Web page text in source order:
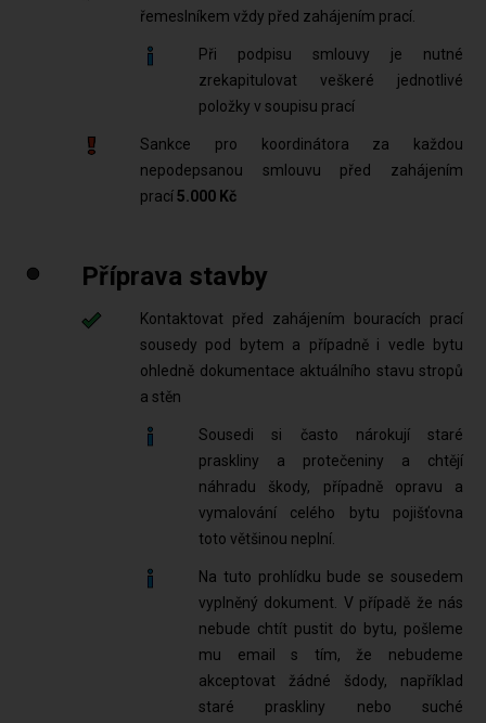
řemeslníkem vždy před zahájením prací.
Při podpisu smlouvy je nutné
zrekapitulovat veškeré jednotlivé
položky v soupisu prací
Sankce pro koordinátora za každou
nepodepsanou smlouvu před zahájením
prací5.000 Kč
Příprava stavby
Kontaktovat před zahájením bouracích prací
sousedy pod bytem a případně i vedle bytu
ohledně dokumentace aktuálního stavu stropů
a stěn
Sousedi si často nárokují staré
praskliny a protečeniny a chtějí
náhradu škody, případně opravu a
vymalování celého bytu pojišťovna
toto většinou neplní.
Na tuto prohlídku bude se sousedem
vyplněný dokument. V případě že nás
nebude chtít pustit do bytu, pošleme
mu email s tím, že nebudeme
akceptovat žádné šdody, například
staré praskliny nebo suché